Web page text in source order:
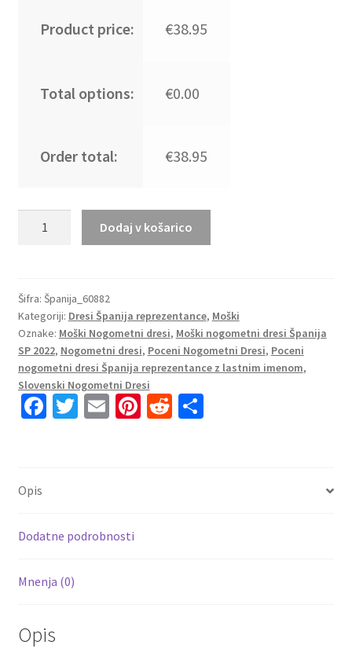
Product price: €38.95
Total options: €0.00
Order total: €38.95
Domači
SP
2022
Kratek
Rokav
+
Kratke
Dodaj v košarico
Šifra: Španija_60882
Kategoriji: Dresi Španija reprezentance, Moški
Oznake: Moški Nogometni dresi, Moški nogometni dresi Španija
SP 2022, Nogometni dresi, Poceni Nogometni Dresi, Poceni
nogometni dresi Španija reprezentance z lastnim imenom,
Slovenski Nogometni Dresi
Fa
k
T E Pi R S
Opis
Dodatne podrobnosti
Mnenja (0)
Opis